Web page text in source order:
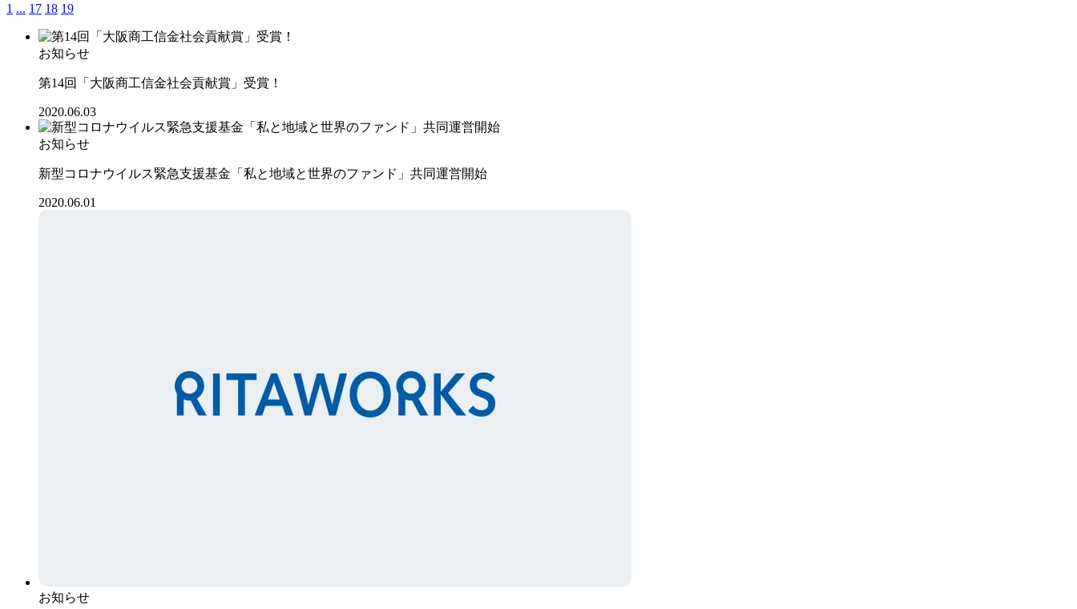
1 ... 17 18 19
お知らせ
第14回「大阪商工信金社会貢献賞」受賞！
2020.06.03
お知らせ
新型コロナウイルス緊急支援基金「私と地域と世界のファンド」共同運営開始
2020.06.01
お知らせ